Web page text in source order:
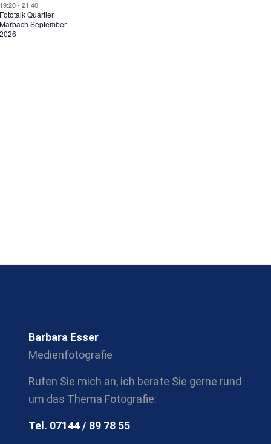
19:20-21:40
Fototalk Quartier
Marbach September
2026
Barbara Esser
Medienfotografie
Rufen Sie mich an, ich berate Sie gerne rund
um das Thema Fotografie:
Tel. 07144 / 89 78 55